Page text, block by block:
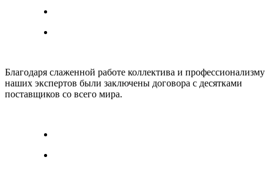
Благодаря слаженной работе коллектива и профессионализму
наших экспертов были заключены договора с десятками
поставщиков со всего мира.